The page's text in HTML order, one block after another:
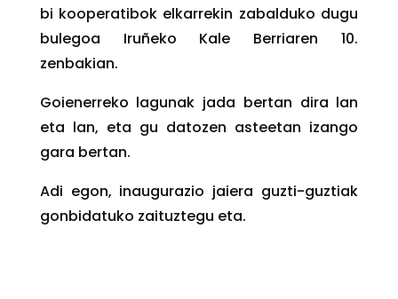
bi kooperatibok elkarrekin zabalduko dugu
bulegoa Iruñeko Kale Berriaren 10.
zenbakian.
Goienerreko lagunak jada bertan dira lan
eta lan, eta gu datozen asteetan izango
gara bertan.
Adi egon, inaugurazio jaiera guzti-guztiak
gonbidatuko zaituztegu eta.